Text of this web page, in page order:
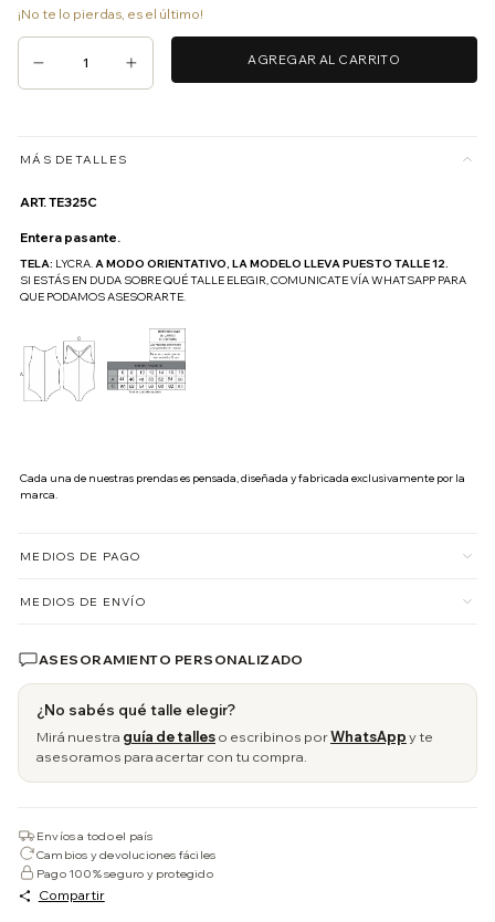
¡No te lo pierdas, es el último!
MÁS DETALLES
ART. TE325C
Entera pasante.
TELA: LYCRA. A MODO ORIENTATIVO, LA MODELO LLEVA PUESTO TALLE 12.
SI ESTÁS EN DUDA SOBRE QUÉ TALLE ELEGIR, COMUNICATE VÍA WHATSAPP PARA
QUE PODAMOS ASESORARTE.
Cada una de nuestras prendas es pensada, diseñada y fabricada exclusivamente por la
marca.
MEDIOS DE PAGO
MEDIOS DE ENVÍO
ASESORAMIENTO PERSONALIZADO
¿No sabés qué talle elegir?
Mirá nuestra guía de talleso escribinos porWhatsAppy te
asesoramos para acertar con tu compra.
Envíos a todo el país
Cambios y devoluciones fáciles
Pago 100% seguro y protegido
Compartir